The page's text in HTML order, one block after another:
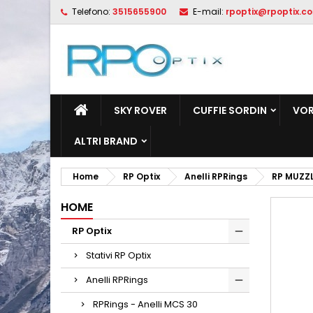
Telefono: 3515655900 E-mail:
SKY ROVER CUFFIE SORDIN
ALTRI BRAND
Home RP Optix Anelli RPRings RP
HOME
RP Optix
Stativi RP Optix
Anelli RPRings
RPRings - Anelli MCS 30